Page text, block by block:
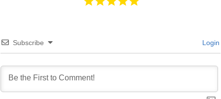
Subscribe Login